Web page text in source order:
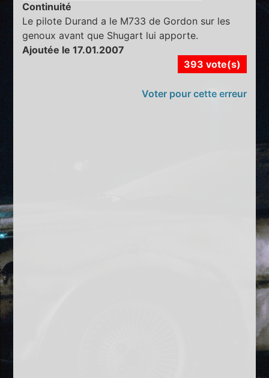
Continuité
Le pilote Durand a le M733 de Gordon sur les
genoux avant que Shugart lui apporte.
Ajoutée le 17.01.2007
393 vote(s)
Voter pour cette erreur